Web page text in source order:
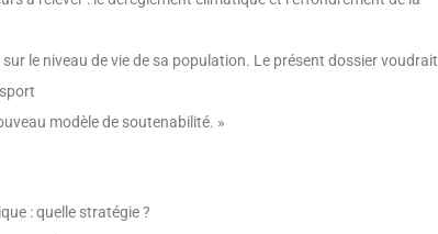
le niveau de vie de sa population. Le présent dossier voudrait
modèle de soutenabilité. »
: quelle stratégie ?